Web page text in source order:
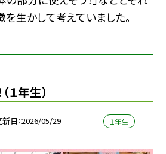
生かして考えていました。
１年生）
新日 2026/05/29 １年生